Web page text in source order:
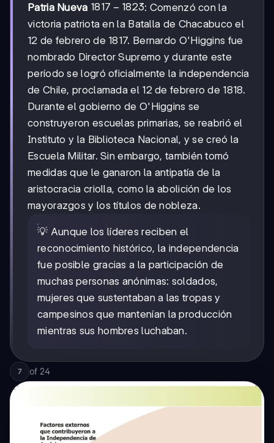
Patria Nueva 1817-
1823
1817 − 1823: Comenzó con la
victoria patriota en la Batalla de Chacabuco el
12 de febrero de 1817. Bernardo O'Higgins fue
nombrado Director Supremo y durante este
período se logró oficialmente la independencia
de Chile, proclamada el 12 de febrero de 1818.
Durante el gobierno de O'Higgins se
construyeron escuelas primarias, se reabrió el
Instituto y la Biblioteca Nacional, y se creó la
Escuela Militar. Sin embargo, también tomó
medidas que le ganaron la antipatía de la
aristocracia criolla, como la abolición de los
mayorazgos y los títulos de nobleza.
💡 Aunque los líderes reciben el
reconocimiento histórico, la independencia
fue posible gracias a la participación de
muchas personas anónimas: soldados,
mujeres que sustentaban a las tropas y
campesinos que mantenían la producción
mientras sus hombres luchaban.
7 of 24